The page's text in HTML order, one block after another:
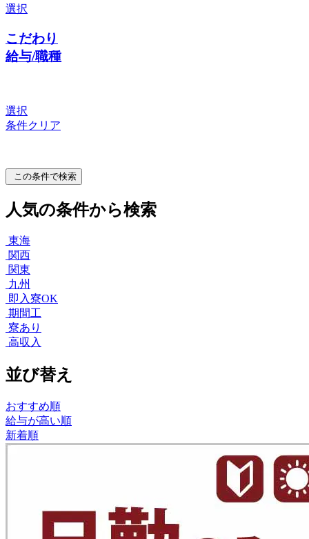
選択
こだわり
給与/職種
選択
条件クリア
この条件で検索
人気の条件から検索
東海
関西
関東
九州
即入寮OK
期間工
寮あり
高収入
並び替え
おすすめ順
給与が高い順
新着順